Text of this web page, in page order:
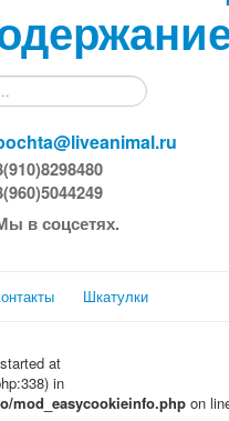
в соцсетях.
Шкатулки
at
in
mod_easycookieinfo.php on